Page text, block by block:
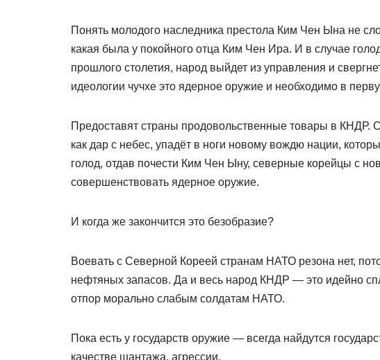
Понять молодого наследника престола Ким Чен Ына не
какая была у покойного отца Ким Чен Ира. И в случае
прошлого столетия, народ выйдет из управления и
идеологии чучхе это ядерное оружие и необходимо в
Предоставят страны продовольственные товары в КНДР.
как дар с небес, упадёт в ноги новому вождю нации,
голод, отдав почести Ким Чен Ыну, северные корейцы с
совершенствовать ядерное оружие.
И когда же закончится это безобразие?
Воевать с Северной Кореей странам НАТО резона нет,
нефтяных запасов. Да и весь народ КНДР — это идейно
отпор морально слабым солдатам НАТО.
Пока есть у государств оружие — всегда найдутся
качестве шантажа, агрессии.